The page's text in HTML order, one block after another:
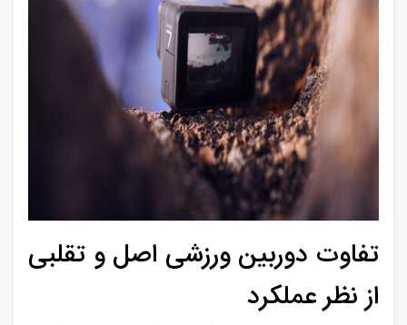
تفاوت دوربین ورزشی اصل و تقلبی
از نظر عملکرد